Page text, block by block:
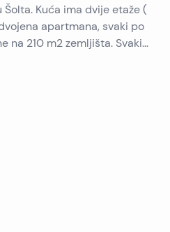
Kuća ima dvije etaže (
apartmana, svaki po
na 210 m2 zemljišta. Svaki
u prizemlju je zatvorena
uređeno, ima kamin i dva